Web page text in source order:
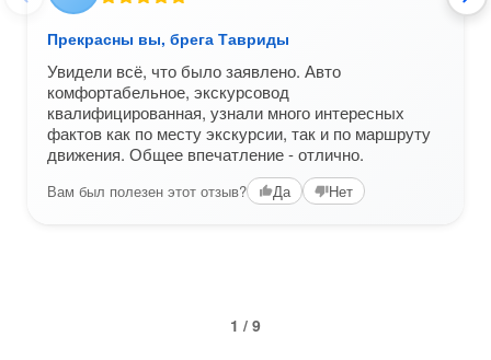
Прекрасны вы, брега Тавриды
Увидели всё, что было заявлено. Авто
комфортабельное, экскурсовод
квалифицированная, узнали много интересных
фактов как по месту экскурсии, так и по маршруту
движения. Общее впечатление - отлично.
Вам был полезен этот отзыв? Да Нет
1 / 9